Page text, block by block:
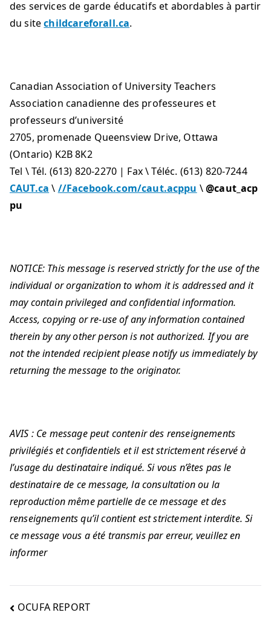
des services de garde éducatifs et abordables à partir
du sitechildcareforall.ca.
Canadian Association of University Teachers
Association canadienne des professeures et
professeurs d’université
2705, promenade Queensview Drive, Ottawa
(Ontario) K2B 8K2
Tel \ Tél. (613) 820-2270 | Fax \ Téléc. (613) 820-7244
CAUT.ca \ //Facebook.com/caut.acppu \@caut_acp
pu
NOTICE: This message is reserved strictly for the use of the
individual or organization to whom it is addressed and it
may contain privileged and confidential information.
Access, copying or re-use of any information contained
therein by any other person is not authorized. If you are
not the intended recipient please notify us immediately by
returning the message to the originator.
AVIS : Ce message peut contenir des renseignements
privilégiés et confidentiels et il est strictement réservé à
l’usage du destinataire indiqué. Si vous n’êtes pas le
destinataire de ce message, la consultation ou la
reproduction même partielle de ce message et des
renseignements qu’il contient est strictement interdite. Si
ce message vous a été transmis par erreur, veuillez en
informer
OCUFA REPORT